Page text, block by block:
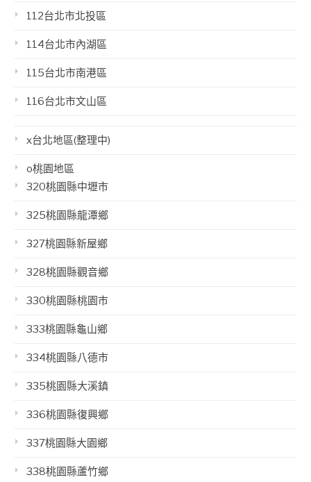
112台北市北投區
114台北市內湖區
115台北市南港區
116台北市文山區
x台北地區(整理中)
o桃園地區
320桃園縣中壢市
325桃園縣龍潭鄉
327桃園縣新屋鄉
328桃園縣觀音鄉
330桃園縣桃園市
333桃園縣龜山鄉
334桃園縣八德市
335桃園縣大溪鎮
336桃園縣復興鄉
337桃園縣大園鄉
338桃園縣蘆竹鄉